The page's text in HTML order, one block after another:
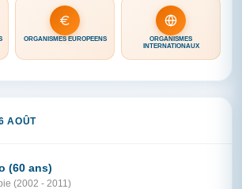
ORGANISMES EUROPÉENS
ORGANISMES
INTERNATIONAUX
AOÛT
(60 ans)
(2002 - 2011)